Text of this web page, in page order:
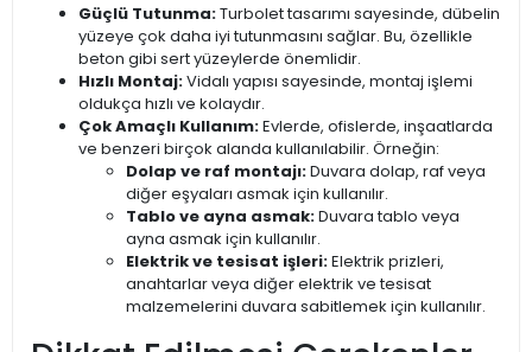
Güçlü Tutunma:Turbolet tasarımı sayesinde, dübelin
yüzeye çok daha iyi tutunmasını sağlar. Bu, özellikle
beton gibi sert yüzeylerde önemlidir.
Hızlı Montaj:Vidalı yapısı sayesinde, montaj işlemi
oldukça hızlı ve kolaydır.
Çok Amaçlı Kullanım:Evlerde, ofislerde, inşaatlarda
ve benzeri birçok alanda kullanılabilir. Örneğin:
Dolap ve raf montajı:Duvara dolap, raf veya
diğer eşyaları asmak için kullanılır.
Tablo ve ayna asmak:Duvara tablo veya
ayna asmak için kullanılır.
Elektrik ve tesisat işleri:Elektrik prizleri,
anahtarlar veya diğer elektrik ve tesisat
malzemelerini duvara sabitlemek için kullanılır.